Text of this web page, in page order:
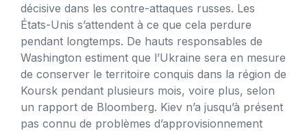
décisive dans les contre-attaques russes. Les
États-Unis s’attendent à ce que cela perdure
pendant longtemps. De hauts responsables de
Washington estiment que l’Ukraine sera en mesure
de conserver le territoire conquis dans la région de
Koursk pendant plusieurs mois, voire plus, selon
un rapport de Bloomberg. Kiev n’a jusqu’à présent
pas connu de problèmes d’approvisionnement